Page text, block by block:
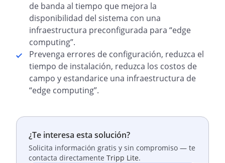
de banda al tiempo que mejora la
disponibilidad del sistema con una
infraestructura preconfigurada para “edge
computing”.
Prevenga errores de configuración, reduzca el
tiempo de instalación, reduzca los costos de
campo y estandarice una infraestructura de
“edge computing”.
¿Te interesa esta solución?
Solicita información gratis y sin compromiso — te
contacta directamente Tripp Lite.